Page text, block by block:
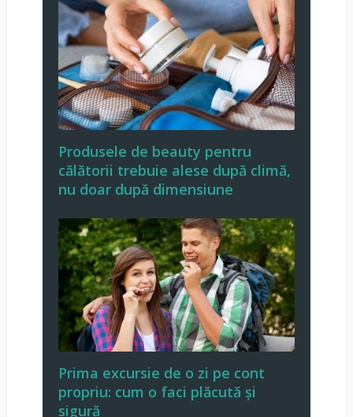
Produsele de beauty pentru
călătorii trebuie alese după climă,
nu doar după dimensiune
Prima excursie de o zi pe cont
propriu: cum o faci plăcută și
sigură